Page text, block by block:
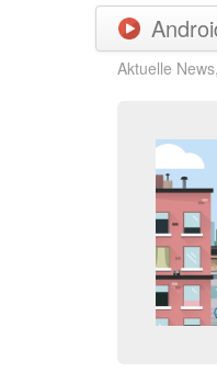
Aktuelle